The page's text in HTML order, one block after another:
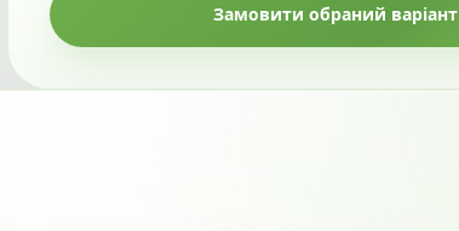
Замовити обраний варіант